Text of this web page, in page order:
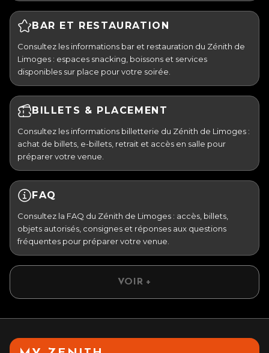
BAR ET RESTAURATION
Consultez les informations bar et restauration du Zénith de
Limoges : espaces snacking, boissons et services
disponibles sur place pour votre soirée.
BILLETS & PLACEMENT
Consultez les informations billetterie du Zénith de Limoges :
achat de billets, e-billets, retrait et accès en salle pour
préparer votre venue.
FAQ
Consultez la FAQ du Zénith de Limoges : accès, billets,
objets autorisés, consignes et réponses aux questions
fréquentes pour préparer votre venue.
VOIR +